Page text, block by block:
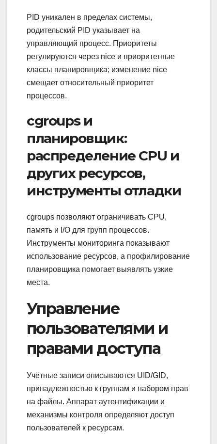
PID уникален в пределах системы,
родительский PID указывает на
управляющий процесс. Приоритеты
регулируются через nice и приоритетные
классы планировщика; изменение nice
смещает относительный приоритет
процессов.
cgroups и
планировщик:
распределение CPU и
других ресурсов,
инструменты отладки
cgroups позволяют ограничивать CPU,
память и I/O для групп процессов.
Инструменты мониторинга показывают
использование ресурсов, а профилирование
планировщика помогает выявлять узкие
места.
Управление
пользователями и
правами доступа
Учётные записи описываются UID/GID,
принадлежностью к группам и набором прав
на файлы. Аппарат аутентификации и
механизмы контроля определяют доступ
пользователей к ресурсам.